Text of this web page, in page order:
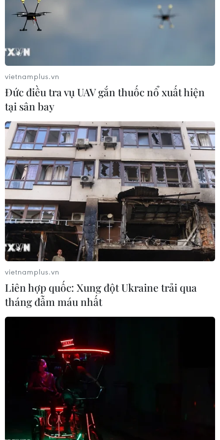
BoJ giữ nguyên chính sách tiền tệ hiện
hành dù kinh tế kém đi
15/03/2016 12:53
BoJ quyết định giữ nguyên chính sách tiền tệ hiện hành,
dù có đánh giá kém hơn về kinh tế, một động thái nhằm
chờ hiệu quả của áp dụng lãi suất âm lần đầu tiên vào
đầu năm.
IMF liên tục hạ mức dự báo tăng trưởng
kinh tế toàn cầu
13/04/2016 01:38
Những rủi ro về chính trị và tài chính kéo dài, cuộc nội
vietnamplus.vn
Đức điều tra vụ UAV gắn thuốc nổ xuất hiện
tại sân bay
vietnamplus.vn
Liên hợp quốc: Xung đột Ukraine trải qua
tháng đẫm máu nhất